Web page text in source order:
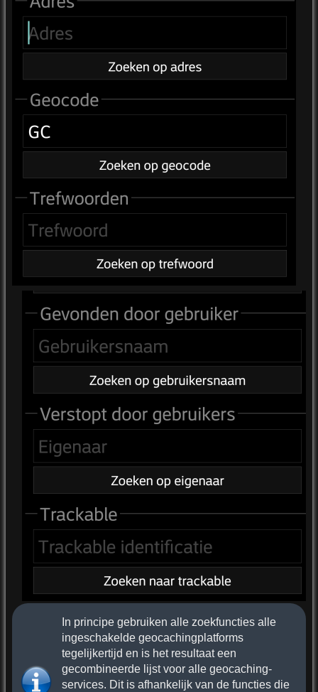
In principe gebruiken alle zoekfuncties alle
ingeschakelde geocachingplatforms
tegelijkertijd en is het resultaat een
gecombineerde lijst voor alle geocaching-
services. Dit is afhankelijk van de functies die